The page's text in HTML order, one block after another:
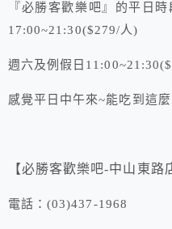
『必勝客歡樂吧』的平日
17:00~21:30($279/人)
週六及例假日
感覺平日中午來~能吃到這
【必勝客歡樂吧-中山東路
電話：(03)437-1968